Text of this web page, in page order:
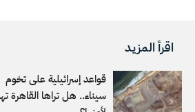
اقرأ المزيد
قواعد إسرائيلية على تخوم
سيناء.. هل تراها القاهرة